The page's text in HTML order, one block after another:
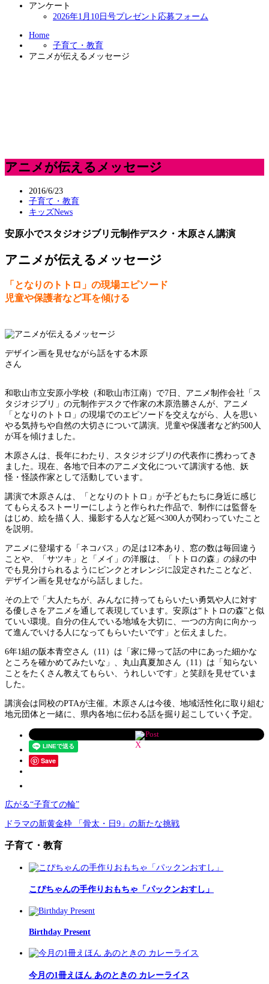
アンケート
2026年1月10日号プレゼント応募フォーム
Home
子育て・教育
アニメが伝えるメッセージ
アニメが伝えるメッセージ
2016/6/23
子育て・教育
キッズNews
安原小でスタジオジブリ元制作デスク・木原さん講演
アニメが伝えるメッセージ
「となりのトトロ」の現場エピソード
児童や保護者など耳を傾ける
デザイン画を見せながら話をする木原
さん
和歌山市立安原小学校（和歌山市江南）で7日、アニメ制作会社「ス
タジオジブリ」の元制作デスクで作家の木原浩勝さんが、アニメ
「となりのトトロ」の現場でのエピソードを交えながら、人を思い
やる気持ちや自然の大切さについて講演。児童や保護者など約500人
が耳を傾けました。
木原さんは、長年にわたり、スタジオジブリの代表作に携わってき
ました。現在、各地で日本のアニメ文化について講演する他、妖
怪・怪談作家として活動しています。
講演で木原さんは、「となりのトトロ」が子どもたちに身近に感じ
てもらえるストーリーにしようと作られた作品で、制作には監督を
はじめ、絵を描く人、撮影する人など延べ300人が関わっていたこと
を説明。
アニメに登場する「ネコバス」の足は12本あり、窓の数は毎回違う
ことや、「サツキ」と「メイ」の洋服は、「トトロの森」の緑の中
でも見分けられるようにピンクとオレンジに設定されたことなど、
デザイン画を見せながら話しました。
その上で「大人たちが、みんなに持ってもらいたい勇気や人に対す
る優しさをアニメを通して表現しています。安原は“トトロの森”と似
ていい環境。自分の住んでいる地域を大切に、一つの方向に向かっ
て進んでいける人になってもらいたいです」と伝えました。
6年1組の阪本青空さん（11）は「家に帰って話の中にあった細かな
ところを確かめてみたいな」、丸山真夏加さん（11）は「知らない
ことをたくさん教えてもらい、うれしいです」と笑顔を見せていま
した。
講演会は同校のPTAが主催。木原さんは今後、地域活性化に取り組む
地元団体と一緒に、県内各地に伝わる話を掘り起こしていく予定。
Post
Save
広がる“子育ての輪”
ドラマの新黄金枠 「骨太・日9」の新たな挑戦
子育て・教育
こぴちゃんの手作りおもちゃ「パックンおすし」
Birthday Present
今月の1冊えほん あのときの カレーライス